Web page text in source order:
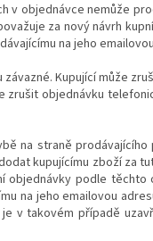
v objednávce nemůže
za nový návrh
na jeho
Kupující může
zrušit objednávku
na straně
kupujícímu zboží za
podle těchto
na jeho emailovou
v takovém případě